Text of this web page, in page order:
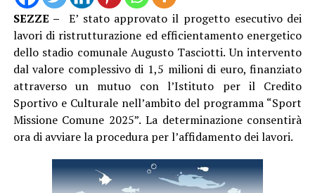
“Vestire la maglia azzurra e conquistare il pass per un
Campionato Europeo è un sogno che diventa realtà, un
coronamento incredibile per il lavoro svolto ogni
singolo giorno in palestra dal nostro staff e dalla nostra
atleta – dichiara il Presidente Ing. Riccardo Palumbo –
In un periodo in cui la cronaca locale ci riserva spesso
notizie ed eventi complessi, abbiamo il dovere e
l’orgoglio di raccontare l’altra faccia di Aprilia: quella
fatta di talento, sacrifici, bellezza e grandi vittorie.
Questo traguardo dimostra di cosa sono capaci i nostri
SEZZE –
E’ stato approvato il progetto esecutivo dei
lavori di ristrutturazione ed efficientamento energetico
dello stadio comunale Augusto Tasciotti. Un intervento
dal valore complessivo di 1,5 milioni di euro, finanziato
attraverso un mutuo con l’Istituto per il Credito
Sportivo e Culturale nell’ambito del programma “Sport
Missione Comune 2025”. La determinazione consentirà
ora di avviare la procedura per l’affidamento dei lavori.